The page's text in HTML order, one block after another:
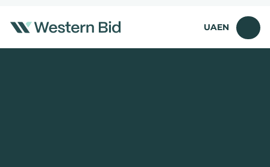
UAEN